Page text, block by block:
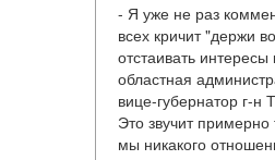
- Я уже не раз
всех кричит "держи
отстаивать
областная
вице-губернатор г-
Это звучит
мы никакого